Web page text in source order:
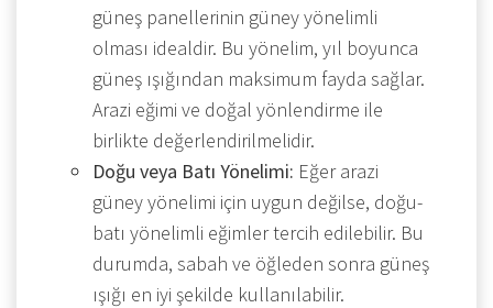
güneş panellerinin güney yönelimli
olması idealdir. Bu yönelim, yıl boyunca
güneş ışığından maksimum fayda sağlar.
Arazi eğimi ve doğal yönlendirme ile
birlikte değerlendirilmelidir.
Doğu veya Batı Yönelimi: Eğer arazi
güney yönelimi için uygun değilse, doğu-
batı yönelimli eğimler tercih edilebilir. Bu
durumda, sabah ve öğleden sonra güneş
ışığı en iyi şekilde kullanılabilir.